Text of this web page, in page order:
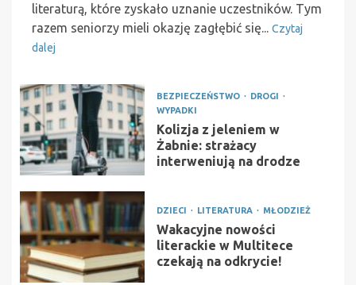
literaturą, które zyskało uznanie uczestników. Tym
razem seniorzy mieli okazję zagłębić się... Czytaj
dalej
BEZPIECZEŃSTWO
DROGI
WYPADKI
Kolizja z jeleniem w
Żabnie: strażacy
interweniują na drodze
DZIECI LITERATURA MŁODZIEŻ
Wakacyjne nowości
literackie w Multitece
czekają na odkrycie!